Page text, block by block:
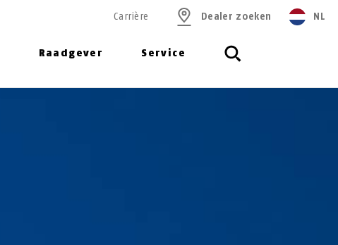
Raadgever Service
Carrière Dealer zoeken NL